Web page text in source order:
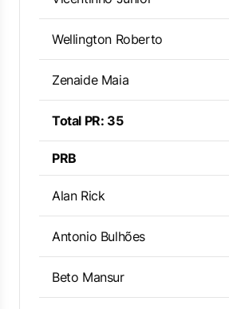
Wellington Roberto
Zenaide Maia
Total PR: 35
PRB
Alan Rick
Antonio Bulhões
Beto Mansur